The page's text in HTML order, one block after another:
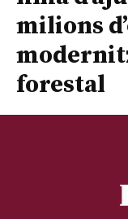
milions
forestal